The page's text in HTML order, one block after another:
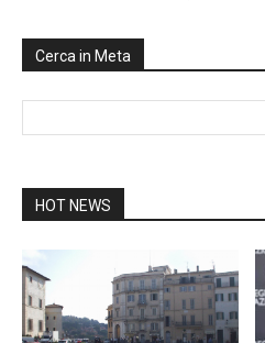
Cerca in Meta
HOT NEWS